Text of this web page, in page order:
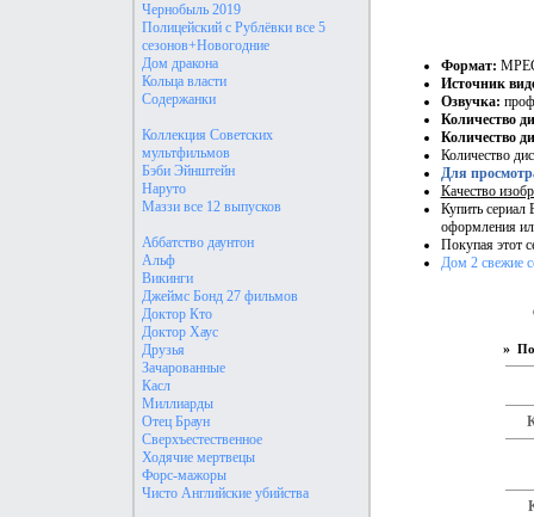
Чернобыль 2019
Полицейский с Рублёвки все 5
сезонов+Новогодние
Дом дракона
Кольца власти
Содержанки
Коллекция Советских
мультфильмов
Бэби Эйнштейн
Наруто
Маззи все 12 выпусков
Аббатство даунтон
Альф
Викинги
Джеймс Бонд 27 фильмов
Доктор Кто
Доктор Хаус
Друзья
Зачарованные
Касл
Миллиарды
Отец Браун
Сверхъестественное
Ходячие мертвецы
Форс-мажоры
Чисто Английские убийства
Формат:
Источник
Озвучка:
Количество
Количество
Количество
Для
Качество
Купить сериал
оформления
Покупая этот
Дом 2 свежие
»